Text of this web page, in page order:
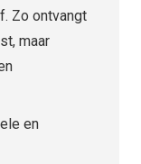
Zo ontvangt
maar
en